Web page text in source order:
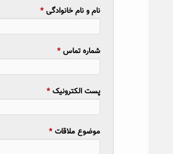
نام و نام خانوادگی*
شماره تماس*
پست الکترونیک*
موضوع ملاقات*